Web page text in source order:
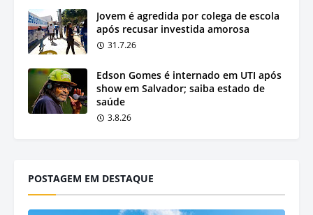
Jovem é agredida por colega de escola
após recusar investida amorosa
31.7.26
Edson Gomes é internado em UTI após
show em Salvador; saiba estado de
saúde
3.8.26
POSTAGEM EM DESTAQUE